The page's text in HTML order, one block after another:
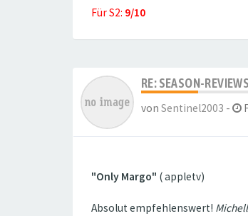
Für S2: 9/10
RE: SEASON-
von Sentinel2003 -
"Only Margo" ( appletv)
Absolut empfehlenswert!